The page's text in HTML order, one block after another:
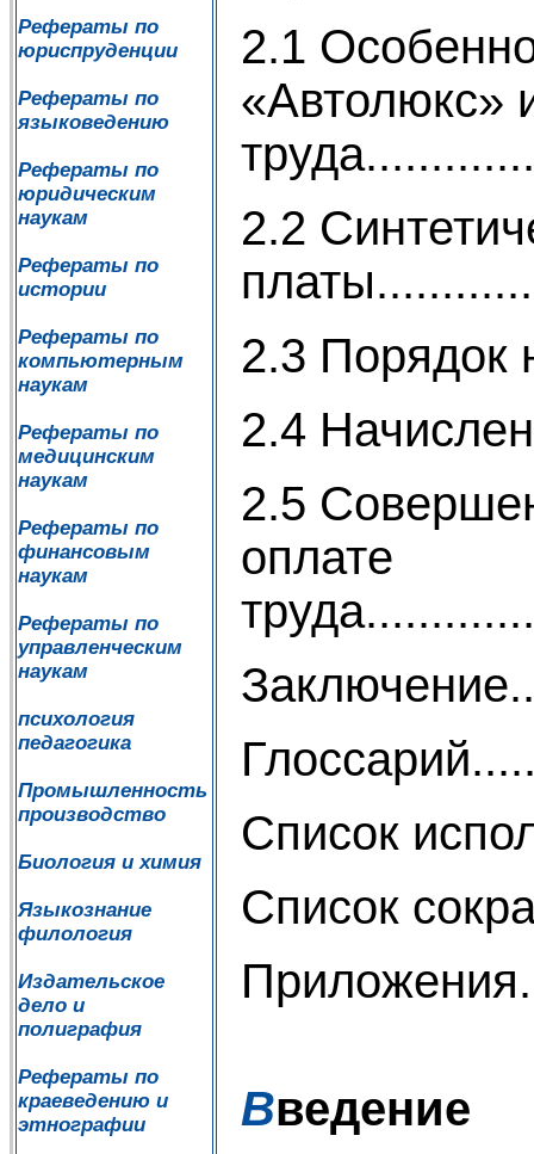
Рефераты по
юриспруденции
Рефераты по
языковедению
Рефераты по
юридическим
наукам
Рефераты по
истории
Рефераты по
компьютерным
наукам
Рефераты по
медицинским
наукам
Рефераты по
финансовым
наукам
Рефераты по
управленческим
наукам
психология
педагогика
Промышленность
производство
Биология и химия
Языкознание
филология
Издательское
дело и
полиграфия
Рефераты по
краеведению и
этнографии
2.1
«Автолюкс»
2.2
2.3 Порядок
2.4
2.5
оплате
Список
Список
Введение